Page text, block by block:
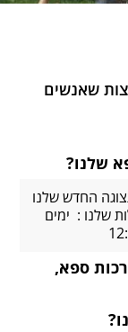
שאנשים
שלנו?
החדש שלנו
הפעילות שלנו : ימים
ספא,